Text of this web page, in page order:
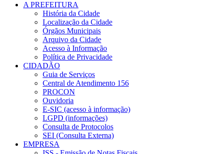
A PREFEITURA
História da Cidade
Localização da Cidade
Órgãos Municipais
Arquivo da Cidade
Acesso à Informação
Política de Privacidade
CIDADÃO
Guia de Serviços
Central de Atendimento 156
PROCON
Ouvidoria
E-SIC (acesso à informação)
LGPD (informações)
Consulta de Protocolos
SEI (Consulta Externa)
EMPRESA